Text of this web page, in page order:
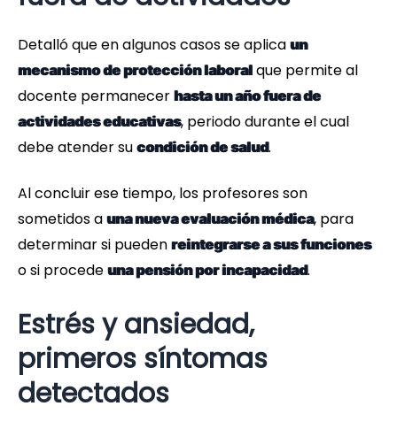
Detalló que en algunos casos se aplica un
mecanismo de protección laboral que permite al
docente permanecer hasta un año fuera de
actividades educativas, periodo durante el cual
debe atender su condición de salud.
Al concluir ese tiempo, los profesores son
sometidos a una nueva evaluación médica, para
determinar si pueden reintegrarse a sus funciones
o si procede una pensión por incapacidad.
Estrés y ansiedad,
primeros síntomas
detectados